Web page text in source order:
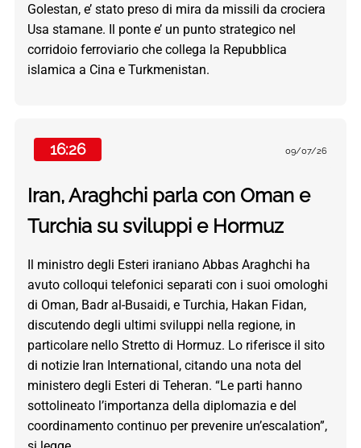
Golestan, e’ stato preso di mira da missili da crociera
Usa stamane. Il ponte e’ un punto strategico nel
corridoio ferroviario che collega la Repubblica
islamica a Cina e Turkmenistan.
16:26 09/07/26
Iran, Araghchi parla con Oman e
Turchia su sviluppi e Hormuz
Il ministro degli Esteri iraniano Abbas Araghchi ha
avuto colloqui telefonici separati con i suoi omologhi
di Oman, Badr al-Busaidi, e Turchia, Hakan Fidan,
discutendo degli ultimi sviluppi nella regione, in
particolare nello Stretto di Hormuz. Lo riferisce il sito
di notizie Iran International, citando una nota del
ministero degli Esteri di Teheran. “Le parti hanno
sottolineato l’importanza della diplomazia e del
coordinamento continuo per prevenire un’escalation”,